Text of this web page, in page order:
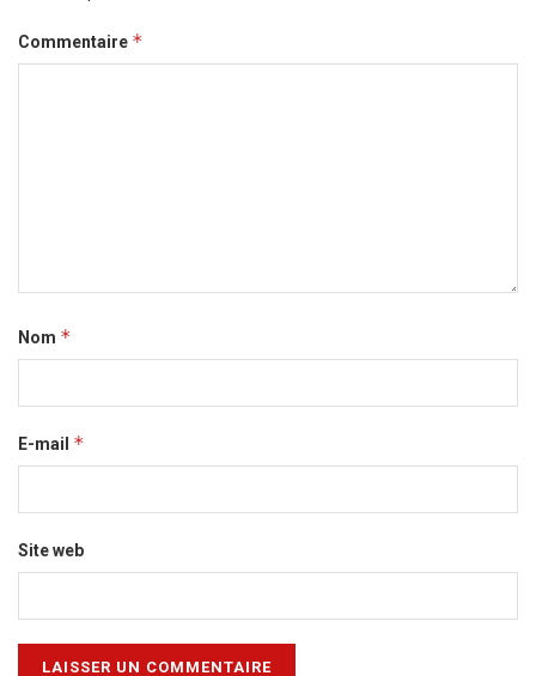
Commentaire *
Nom *
E-mail *
Site web